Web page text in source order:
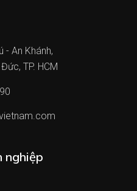
- An Khánh,
TP. HCM
nghiệp